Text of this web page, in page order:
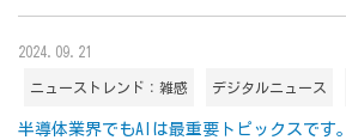
2024.09.21
ニューストレンド：雑感 デジタルニュース
半導体業界でもAIは最重要トピックスです。